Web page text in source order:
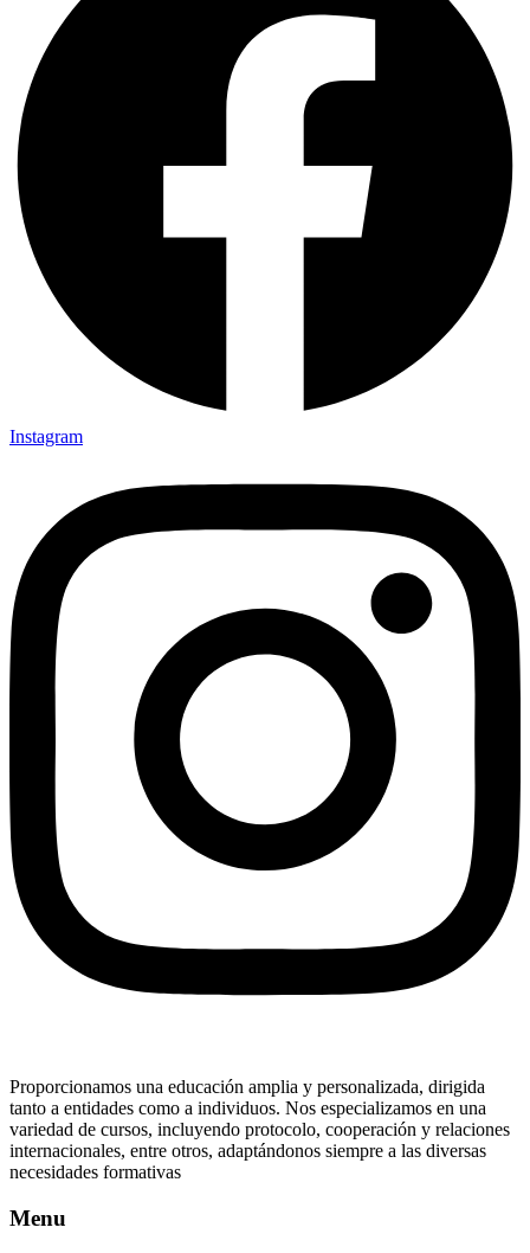
Instagram
Proporcionamos una educación amplia y personalizada, dirigida
tanto a entidades como a individuos. Nos especializamos en una
variedad de cursos, incluyendo protocolo, cooperación y relaciones
internacionales, entre otros, adaptándonos siempre a las diversas
necesidades formativas
Menu